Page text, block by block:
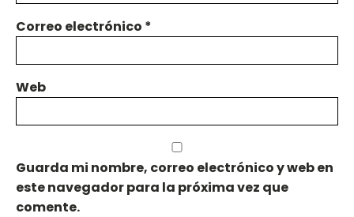
Correo electrónico *
Web
Guarda mi nombre, correo electrónico y web en
este navegador para la próxima vez que
comente.